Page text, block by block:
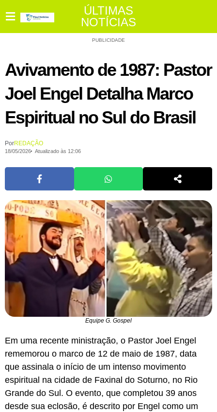
ÚLTIMAS
NOTÍCIAS
PUBLICIDADE
Avivamento de 1987: Pastor
Joel Engel Detalha Marco
Espiritual no Sul do Brasil
PorREDAÇÃO
18/05/2026 Atualizado às 12:06
Equipe G. Gospel
Em uma recente ministração, o Pastor Joel Engel
rememorou o marco de 12 de maio de 1987, data
que assinala o início de um intenso movimento
espiritual na cidade de Faxinal do Soturno, no Rio
Grande do Sul. O evento, que completou 39 anos
desde sua eclosão, é descrito por Engel como um